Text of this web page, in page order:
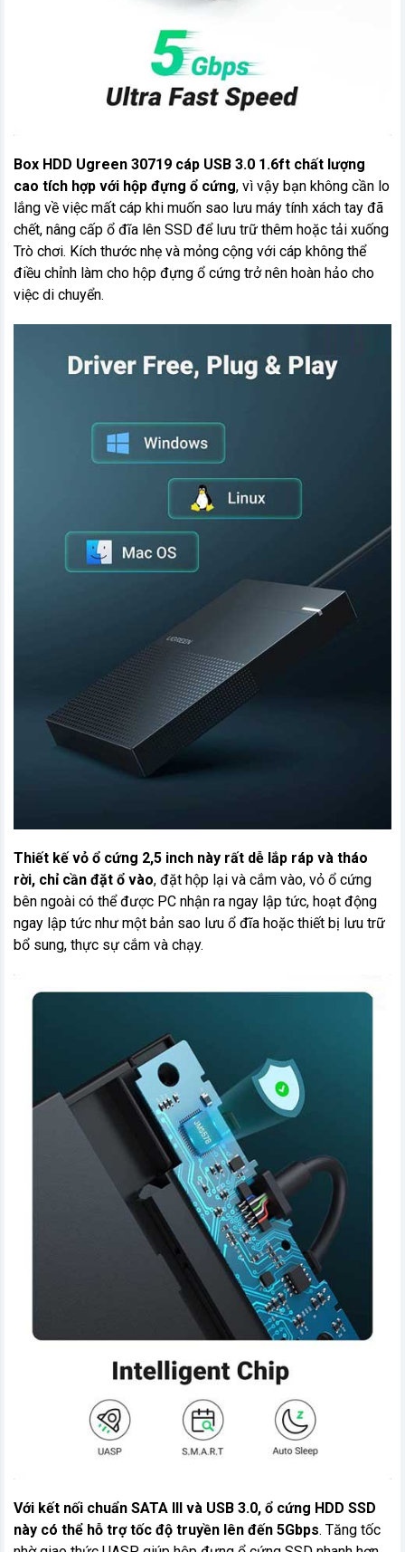
Box HDD Ugreen 30719 cáp USB 3.0 1.6ft chất lượng
cao tích hợp với hộp đựng ổ cứng, vì vậy bạn không cần lo
lắng về việc mất cáp khi muốn sao lưu máy tính xách tay đã
chết, nâng cấp ổ đĩa lên SSD để lưu trữ thêm hoặc tải xuống
Trò chơi. Kích thước nhẹ và mỏng cộng với cáp không thể
điều chỉnh làm cho hộp đựng ổ cứng trở nên hoàn hảo cho
việc di chuyển.
Thiết kế vỏ ổ cứng 2,5 inch này rất dễ lắp ráp và tháo
rời, chỉ cần đặt ổ vào, đặt hộp lại và cắm vào, vỏ ổ cứng
bên ngoài có thể được PC nhận ra ngay lập tức, hoạt động
ngay lập tức như một bản sao lưu ổ đĩa hoặc thiết bị lưu trữ
bổ sung, thực sự cắm và chạy.
Với kết nối chuẩn SATA III và USB 3.0, ổ cứng HDD SSD
này có thể hỗ trợ tốc độ truyền lên đến 5Gbps. Tăng tốc